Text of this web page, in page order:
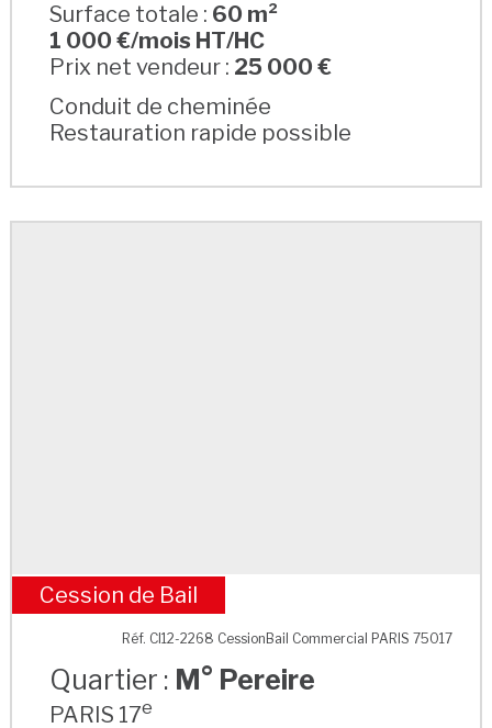
Surface totale : 60 m²
1 000 €/mois HT/HC
Prix net vendeur : 25 000 €
Conduit de cheminée
Restauration rapide possible
M° Pereire
Cession de Bail
Réf. CI12-2268 CessionBail Commercial PARIS 75017
Quartier : M° Pereire
PARIS 17e